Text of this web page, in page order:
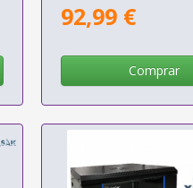
92,99 €
Comprar